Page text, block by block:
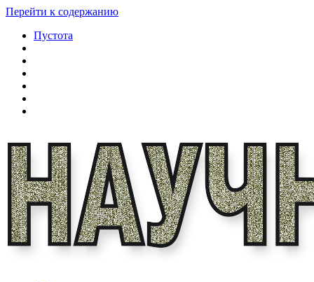
Перейти к содержанию
Пустота